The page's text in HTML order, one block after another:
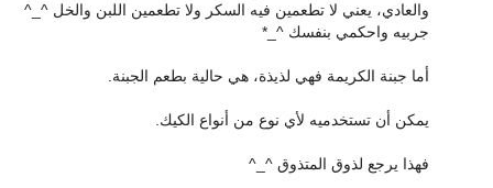
والعادي، يعني لا تطعمين فيه السكر ولا تطعمين اللبن والخل ^_^
جربيه واحكمي بنفسك ^_*
أما جبنة الكريمة فهي لذيذة، هي حالية بطعم الجبنة.
يمكن أن تستخدميه لأي نوع من أنواع الكيك.
فهذا يرجع لذوق المتذوق ^_^